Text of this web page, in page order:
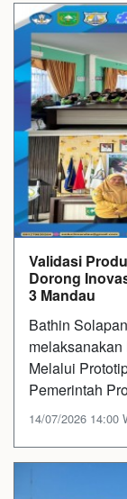
Validasi
Dorong
3 Mandau
Bathin
Melalui
Pemerintah
14/07/2026 14:00